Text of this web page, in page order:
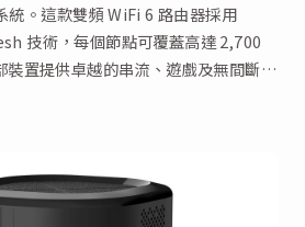
。這款雙頻 WiFi 6 路由器採用
技術，每個節點可覆蓋高達 2,700
裝置提供卓越的串流、遊戲及無間斷視